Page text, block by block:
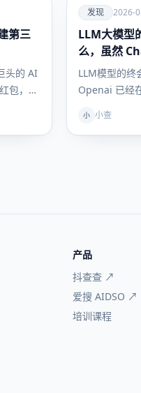
第三
头的 AI
包，千
爱
发现
发现 2026-
LLM大模型
么，虽然
但这是必然
LLM模型的终
Openai 已经
小 小查
产品
抖查查 ↗
爱搜 AIDSO ↗
培训课程